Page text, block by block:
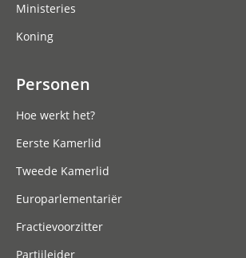
Ministeries
Koning
Personen
Hoe werkt het?
Eerste Kamerlid
Tweede Kamerlid
Europarlementariër
Fractievoorzitter
Partijleider